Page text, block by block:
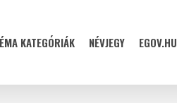
KATEGÓRIÁK NÉVJEGY EGOV.HU